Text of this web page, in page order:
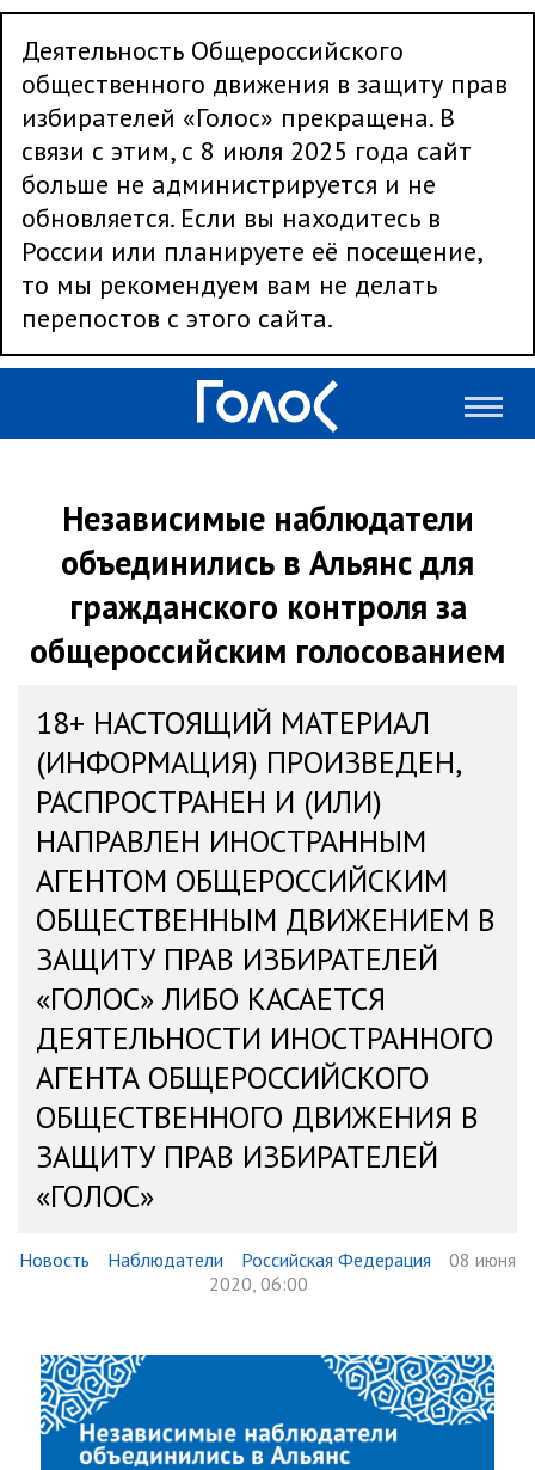
Деятельность Общероссийского
общественного движения в защиту прав
избирателей «Голос» прекращена. В
связи с этим, с 8 июля 2025 года сайт
больше не администрируется и не
обновляется. Если вы находитесь в
России или планируете её посещение,
то мы рекомендуем вам не делать
перепостов с этого сайта.
Независимые наблюдатели
объединились в Альянс для
гражданского контроля за
общероссийским голосованием
18+ НАСТОЯЩИЙ МАТЕРИАЛ
(ИНФОРМАЦИЯ) ПРОИЗВЕДЕН,
РАСПРОСТРАНЕН И (ИЛИ)
НАПРАВЛЕН ИНОСТРАННЫМ
АГЕНТОМ ОБЩЕРОССИЙСКИМ
ОБЩЕСТВЕННЫМ ДВИЖЕНИЕМ В
ЗАЩИТУ ПРАВ ИЗБИРАТЕЛЕЙ
«ГОЛОС» ЛИБО КАСАЕТСЯ
ДЕЯТЕЛЬНОСТИ ИНОСТРАННОГО
АГЕНТА ОБЩЕРОССИЙСКОГО
ОБЩЕСТВЕННОГО ДВИЖЕНИЯ В
ЗАЩИТУ ПРАВ ИЗБИРАТЕЛЕЙ
«ГОЛОС»
Новость Наблюдатели Российская Федерация
08 июня
2020, 06:00